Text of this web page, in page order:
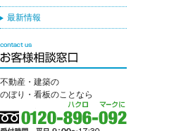
最新情報
不動産・建築の
のぼり・看板のことなら